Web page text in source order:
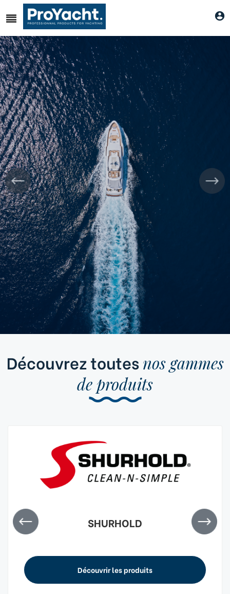
Découvrez toutesnos gammes
de produits
SHURHOLD
Découvrir les produits